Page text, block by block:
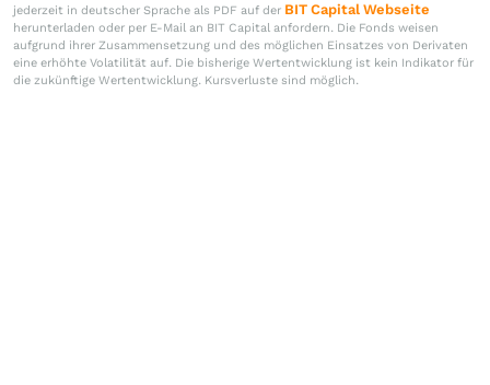
jederzeit in deutscher Sprache als PDF auf der BIT Capital Webseite
herunterladen oder per E-Mail an BIT Capital anfordern. Die Fonds weisen
aufgrund ihrer Zusammensetzung und des möglichen Einsatzes von Derivaten
eine erhöhte Volatilität auf. Die bisherige Wertentwicklung ist kein Indikator für
die zukünftige Wertentwicklung. Kursverluste sind möglich.